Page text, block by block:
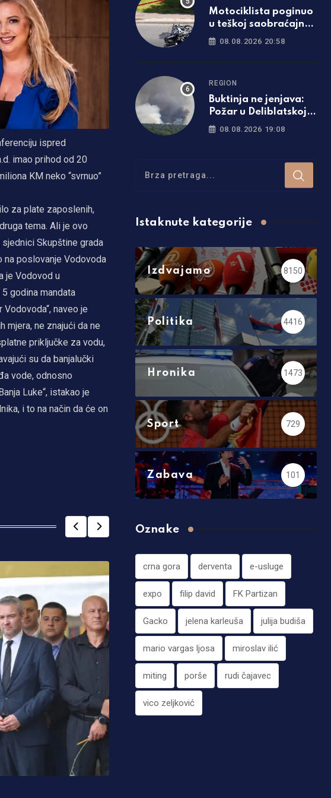
ispred
imao prihod od 20
KM neko “svrnuo”
za plate zaposlenih,
tema. Ali je ovo
Skupštine grada
na poslovanje Vodovoda
je Vodovod u
godina mandata
naveo je
mjera, ne znajući da ne
priključke za vodu,
su da banjalučki
vode, odnosno
Luke“, istakao je
i to na način da će on
Motociklista poginuo
u teškoj saobraćajnoj
nezgodi
08.08.2026 20:58
REGION
Buktinja ne jenjava:
Požar u Deliblatskoj
peščari zahvatio oko
08.08.2026 19:08
Istaknute kategorije
Izdvajamo 8150
Politika 4416
Hronika 1473
Sport 729
Zabava 101
Oznake
crna gora derventa e-usluge
expo filip david FK Partizan
Gacko jelena karleuša julija budiša
mario vargas ljosa miroslav ilić
miting porše rudi čajavec
vico zeljković